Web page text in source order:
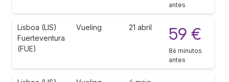
antes
Lisboa (LIS)
Fuerteventura
(FUE)
Vueling 21 abril 59 €
86 minutos
antes